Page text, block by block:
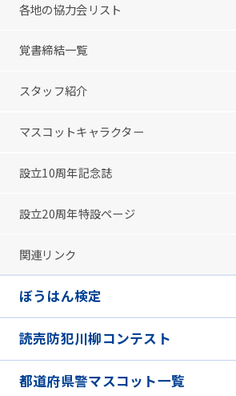
各地の協力会リスト
覚書締結一覧
スタッフ紹介
マスコットキャラクター
設立10周年記念誌
設立20周年特設ページ
関連リンク
ぼうはん検定
読売防犯川柳コンテスト
都道府県警マスコット一覧